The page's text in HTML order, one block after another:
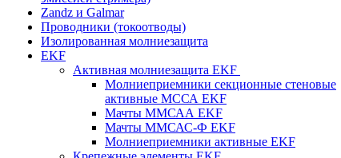
Zandz и Galmar
Проводники (токоотводы)
Изолированная молниезащита
EKF
Активная молниезащита EKF
Молниеприемники секционные стеновые
активные МССА EKF
Мачты ММСАА EKF
Мачты ММСАС-Ф EKF
Молниеприемники активные EKF